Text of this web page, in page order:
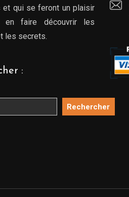
et qui se feront un plaisir
en faire découvrir les
les secrets.
:
Rechercher